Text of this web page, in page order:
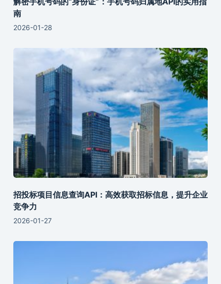
南
2026-01-28
招投标项目信息查询API：高效获取招标信息，提升企业
竞争力
2026-01-27